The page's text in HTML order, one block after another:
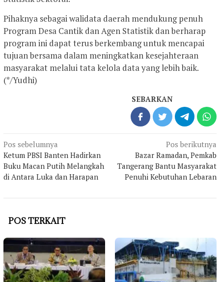
Pihaknya sebagai walidata daerah mendukung penuh
Program Desa Cantik dan Agen Statistik dan berharap
program ini dapat terus berkembang untuk mencapai
tujuan bersama dalam meningkatkan kesejahteraan
masyarakat melalui tata kelola data yang lebih baik.
(*/Yudhi)
SEBARKAN
Navigasi
pos
Pos sebelumnya
Ketum PBSI Banten Hadirkan
Buku Macan Putih Melangkah
di Antara Luka dan Harapan
Pos berikutnya
Bazar Ramadan, Pemkab
Tangerang Bantu Masyarakat
Penuhi Kebutuhan Lebaran
POS TERKAIT